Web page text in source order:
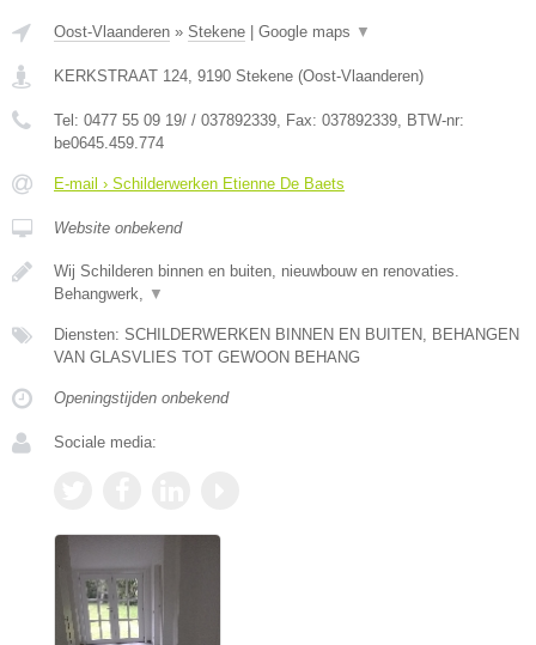
Oost-Vlaanderen » Stekene Google maps ▼
KERKSTRAAT 124, 9190 Stekene (Oost-Vlaanderen)
Tel: 0477 55 09 19/ / 037892339, Fax: 037892339, BTW-nr:
be0645.459.774
E-mail › Schilderwerken Etienne De Baets
Website onbekend
Wij Schilderen binnen en buiten, nieuwbouw en renovaties.
Behangwerk, ▼
Diensten: SCHILDERWERKEN BINNEN EN BUITEN, BEHANGEN
VAN GLASVLIES TOT GEWOON BEHANG
Openingstijden onbekend
Sociale media: